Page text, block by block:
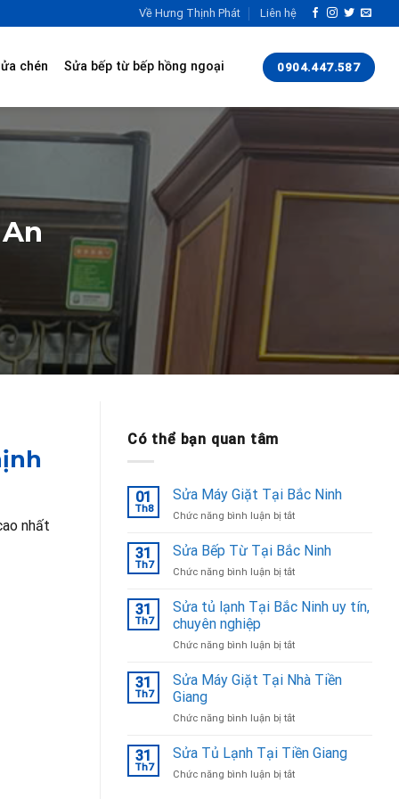
Về Hưng Thịnh Phát Liên hệ
chén Sửa bếp từ bếp hồng ngoại 0904.447.587
nhất
Có thể bạn quan tâm
01
Th8
Sửa Máy Giặt Tại Bắc Ninh
Chức năng bình luận bị tắtở
Máy
Tại
Ninh
31
Th7
Sửa Bếp Từ Tại Bắc Ninh
Chức năng bình luận bị tắtở
Bếp
Bắc
31
Th7
Sửa tủ lạnh Tại Bắc Ninh uy tín,
chuyên nghiệp
Chức năng bình luận bị tắtở
tủ
Bắc
uy
chuyên
31
Th7
Sửa Máy Giặt Tại Nhà Tiền
Giang
Chức năng bình luận bị tắtở
Máy
Giặt
Tại
31
Th7
Sửa Tủ Lạnh Tại Tiền Giang
Chức năng bình luận bị tắtở